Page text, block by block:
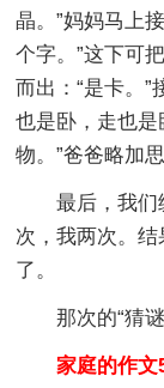
晶。”妈妈马上
个字。”这下可
而出：“是卡。”
也是卧，走也
物。”爸爸略加
最后，我
次，我两次。
了。
那次的“猜
家庭的作文